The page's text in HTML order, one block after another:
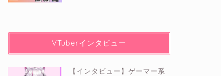
VTuberインタビュー
【インタビュー】ゲーマー系